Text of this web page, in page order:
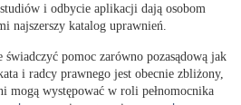
i odbycie aplikacji dają osobom
najszerszy katalog uprawnień.
pomoc zarówno pozasądową jak
i radcy prawnego jest obecnie zbliżony,
mogą występować w roli pełnomocnika